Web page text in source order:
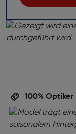
100% Optiker